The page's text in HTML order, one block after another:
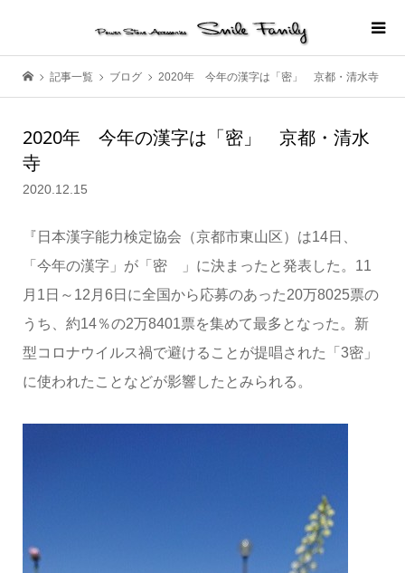
記事一覧 ブログ 2020年 今年の漢字は「密」 京都・清水寺
2020年 今年の漢字は「密」 京都・清水
寺
2020.12.15
『日本漢字能力検定協会（京都市東山区）は14日、
「今年の漢字」が「密 」に決まったと発表した。11
月1日～12月6日に全国から応募のあった20万8025票の
うち、約14％の2万8401票を集めて最多となった。新
型コロナウイルス禍で避けることが提唱された「3密」
に使われたことなどが影響したとみられる。